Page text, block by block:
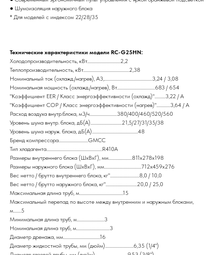
● Шумоизоляция наружного блока
* Для моделей с индексом 22/28/35
Технические характеристики модели RC-G25HN:
Холодопроизводительность, кВт..................................2,2
Теплопроизводительность, кВт...............................................2,38
Номинальный ток (охлажд./нагрев), А3,.................................................3,24 / 3,08
Номинальная мощность (охлажд./нагрев), Вт.......................................683 / 654
"Коэффициент EER / Класс энергоэффективности (охлажд)"...........3,22 / A
"Коэффициент COP / Класс энергоэффективности (нагрев)"..............3,64 / A
Расход воздуха внутр.блока, м3/ч............................380/400/460/520/560
Уровень шума внутр. блока, дБ(А)................................21,5/27/31/35/38
Уровень шума наруж. блока, дБ(А)...............................................48
Бренд компрессора..............................GMCC
Тип хладагента.........................................................R410A
Размеры внутреннего блока (ШхВхГ), мм........................811x278x198
Размеры наружного блока (ШхВхГ), мм......................................712x459x276
Вес нетто / брутто внутреннего блока, кг"..............................8,0 / 10,0
Вес нетто / брутто наружного блока, кг"................................20,0 / 25,0
Максимальная длина труб, м.............................................15
Максимальный перепад по высоте между внутренним и наружным блоками,
м........5
Минимальная длина труб, м............................3
Номинальная длина труб, м..................................3
Диаметр дренажа, мм......................................16
Диаметр жидкостной трубы, мм (дюйм).............................6,35 (1/4")